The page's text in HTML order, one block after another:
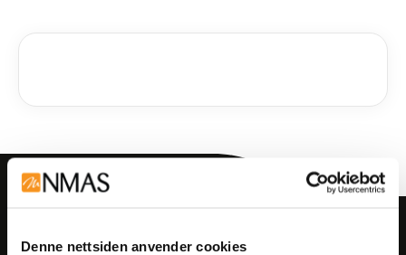
Denne nettsiden anvender cookies
Meld deg på vårt nyhetsbrev!